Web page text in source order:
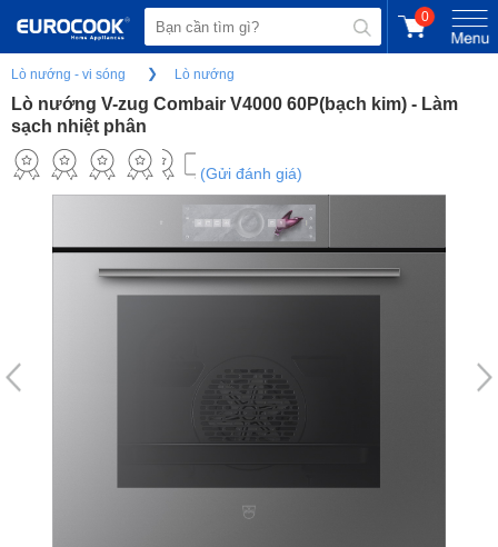
0
Lò nướng - vi sóng Lò nướng
Lò nướng V-zug Combair V4000 60P(bạch kim) - Làm
sạch nhiệt phân
(Gửi đánh giá)